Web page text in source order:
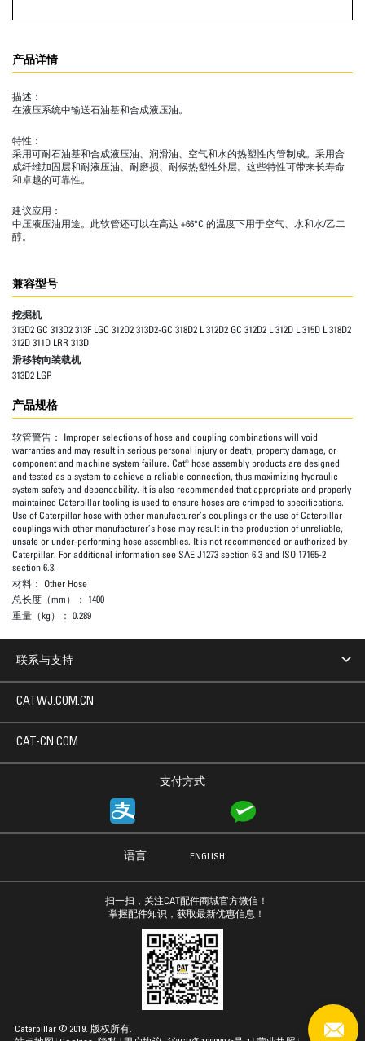
产品详情
描述：
在液压系统中输送石油基和合成液压油。
特性：
采用可耐石油基和合成液压油、润滑油、空气和水的热塑性内管制成。采用合
成纤维加固层和耐液压油、耐磨损、耐候热塑性外层。这些特性可带来长寿命
和卓越的可靠性。
建议应用：
中压液压油用途。此软管还可以在高达 +66°C 的温度下用于空气、水和水/乙二
醇。
兼容型号
挖掘机
313D2 GC 313D2 313F LGC 312D2 313D2-GC 318D2 L 312D2 GC 312D2 L 312D L 315D L 318D2
312D 311D LRR 313D
滑移转向装载机
313D2 LGP
产品规格
软管警告： Improper selections of hose and coupling combinations will void
warranties and may result in serious personal injury or death, property damage, or
component and machine system failure. Cat® hose assembly products are designed
and tested as a system to achieve a reliable connection, thus maximizing hydraulic
system safety and dependability. It is also recommended that appropriate and properly
maintained Caterpillar tooling is used to ensure hoses are crimped to specifications.
Use of Caterpillar hose with other manufacturer’s couplings or the use of Caterpillar
couplings with other manufacturer’s hose may result in the production of unreliable,
unsafe or under-performing hose assemblies. It is not recommended or authorized by
Caterpillar. For additional information see SAE J1273 section 6.3 and ISO 17165-2
section 6.3.
材料： Other Hose
总长度（mm）： 1400
重量（kg）： 0.289
联系与支持
支付方式
CATWJ.COM.CN
CAT-CN.COM
语言 ENGLISH
扫一扫，关注CAT配件商城官方微信！
掌握配件知识，获取最新优惠信息！
Caterpillar © 2019. 版权所有.